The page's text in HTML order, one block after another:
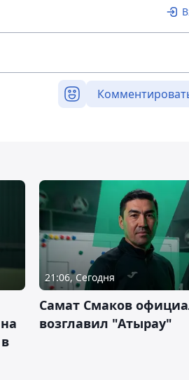
21:06, Сегодня
Самат Смаков
возглавил "Атырау"